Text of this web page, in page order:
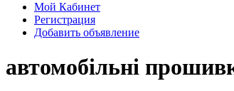
Мой Кабинет
Регистрация
Добавить объявление
автомобільні